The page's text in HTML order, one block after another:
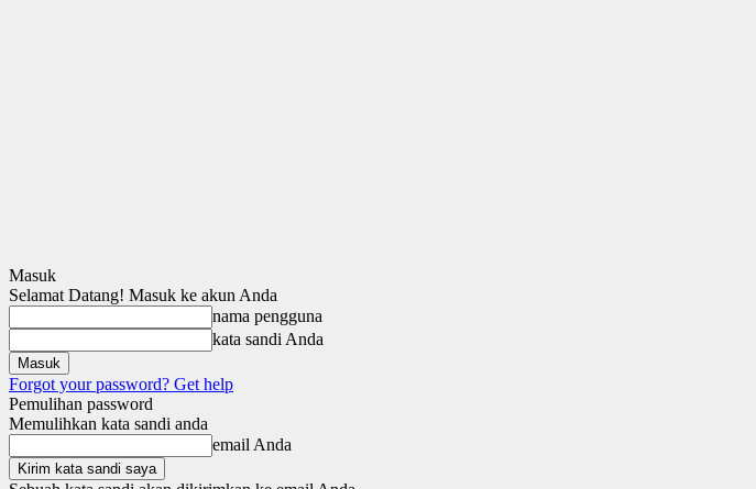
Masuk
Selamat Datang! Masuk ke akun Anda
nama pengguna
kata sandi Anda
Forgot your password? Get help
Pemulihan password
Memulihkan kata sandi anda
email Anda